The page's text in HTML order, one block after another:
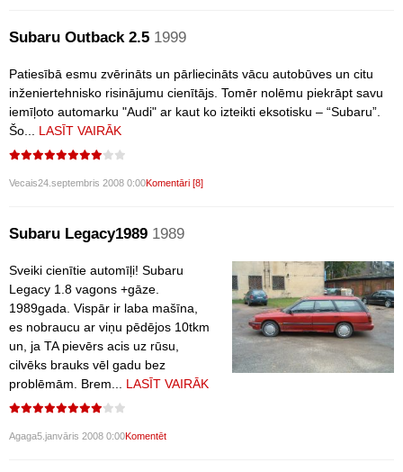
Subaru Outback 2.5 1999
Patiesībā esmu zvērināts un pārliecināts vācu autobūves un citu
inženiertehnisko risinājumu cienītājs. Tomēr nolēmu piekrāpt savu
iemīļoto automarku "Audi" ar kaut ko izteikti eksotisku – “Subaru”.
Šo... LASĪT VAIRĀK
Vecais24.septembris 2008 0:00Komentāri [8]
Subaru Legacy1989 1989
Sveiki cienītie automīļi! Subaru
Legacy 1.8 vagons +gāze.
1989gada. Vispār ir laba mašīna,
es nobraucu ar viņu pēdējos 10tkm
un, ja TA pievērs acis uz rūsu,
cilvēks brauks vēl gadu bez
problēmām. Brem... LASĪT VAIRĀK
Agaga5.janvāris 2008 0:00Komentēt